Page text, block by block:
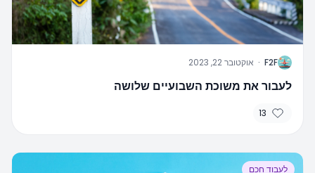
F
F2F
· אוקטובר 22, 2023
לעבור את משוכת השבועיים שלושה
13
לעבוד חכם